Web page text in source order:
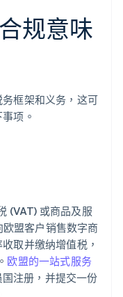
规意味
框架和义务，这可
项。
(VAT) 或商品及服
盟客户销售数字商
取并缴纳增值税，
欧盟的一站式服务
注册，并提交一份